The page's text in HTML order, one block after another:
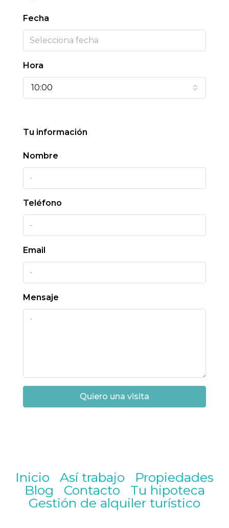
Fecha
Hora
10:00
Tu información
Nombre
Teléfono
Email
Mensaje
Quiero una visita
Inicio Así trabajo
Propiedades
Blog
Contacto
Tu hipoteca
Gestión de alquiler turístico